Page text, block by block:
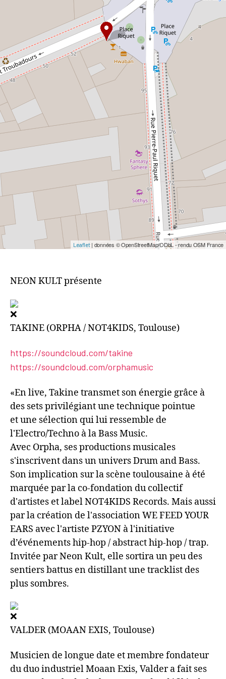
Leaflet| données © OpenStreetMap/ODbL - rendu OSM France
NEON KULT présente
TAKINE (ORPHA / NOT4KIDS, Toulouse)
https://soundcloud.com/takine
https://soundcloud.com/orphamusic
«En live, Takine transmet son énergie grâce à
des sets privilégiant une technique pointue
et une sélection qui lui ressemble de
l'Electro/Techno à la Bass Music.
Avec Orpha, ses productions musicales
s'inscrivent dans un univers Drum and Bass.
Son implication sur la scène toulousaine à été
marquée par la co-fondation du collectif
d'artistes et label NOT4KIDS Records. Mais aussi
par la création de l'association WE FEED YOUR
EARS avec l'artiste PZYON à l'initiative
d’événements hip-hop / abstract hip-hop / trap.
Invitée par Neon Kult, elle sortira un peu des
sentiers battus en distillant une tracklist des
plus sombres.
VALDER (MOAAN EXIS, Toulouse)
Musicien de longue date et membre fondateur
du duo industriel Moaan Exis, Valder a fait ses